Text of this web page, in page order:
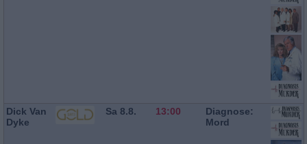
Dick Van
Dyke
Sa 8.8. 13:00
Diagnose:
Mord